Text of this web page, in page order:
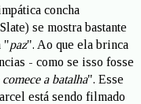
concha
se mostra bastante
"paz". Ao que ela brinca
- como se isso fosse
a batalha". Esse
está sendo filmado